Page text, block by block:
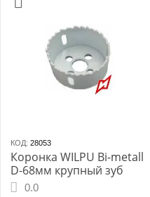
КОД: 28053
Коронка WILPU Bi-metall
D-68мм крупный зуб
0.0